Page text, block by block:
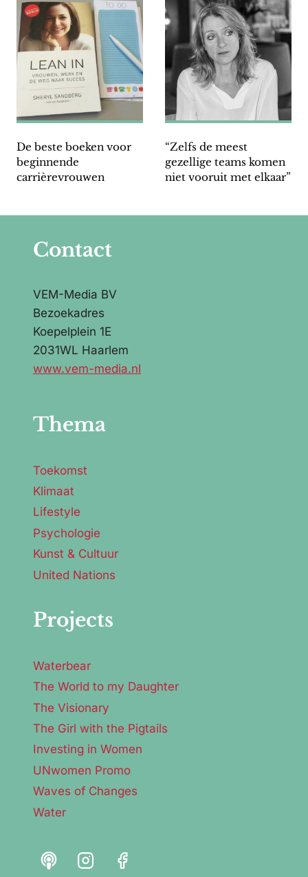
De beste boeken voor
beginnende
carrièrevrouwen
“Zelfs de meest
gezellige teams komen
niet vooruit met elkaar”
Contact
VEM-Media BV
Bezoekadres
Koepelplein 1E
2031WL Haarlem
www.vem-media.nl
Thema
Toekomst
Klimaat
Lifestyle
Psychologie
Kunst & Cultuur
United Nations
Projects
Waterbear
The World to my Daughter
The Visionary
The Girl with the Pigtails
Investing in Women
UNwomen Promo
Waves of Changes
Water